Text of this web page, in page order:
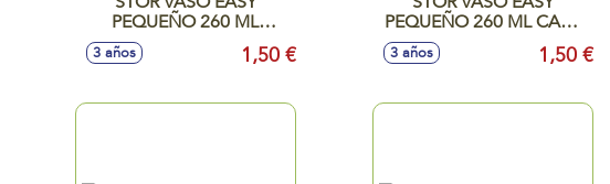
PEQUEÑO 260 ML
POKEMON DISTORSION
3 años 1,50 €
PEQUEÑO 260 ML CARS
LETS RACE
3 años 1,50 €